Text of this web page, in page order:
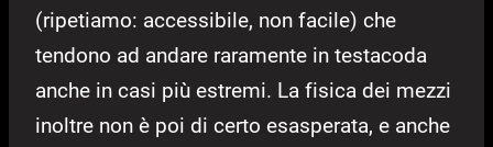
(ripetiamo: accessibile, non facile) che
tendono ad andare raramente in testacoda
anche in casi più estremi. La fisica dei mezzi
inoltre non è poi di certo esasperata, e anche